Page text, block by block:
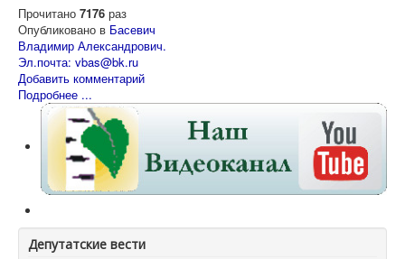
Прочитано 7176 раз
Опубликовано в Басевич
Владимир Александрович.
Эл.почта: vbas@bk.ru
Добавить комментарий
Подробнее ...
Депутатские вести